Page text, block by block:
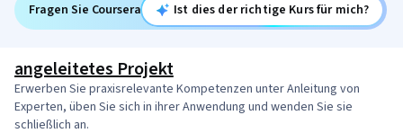
Fragen Sie Coursera Ist dies der richtige Kurs für mich?
angeleitetes Projekt
Erwerben Sie praxisrelevante Kompetenzen unter Anleitung von
Experten, üben Sie sich in ihrer Anwendung und wenden Sie sie
schließlich an.